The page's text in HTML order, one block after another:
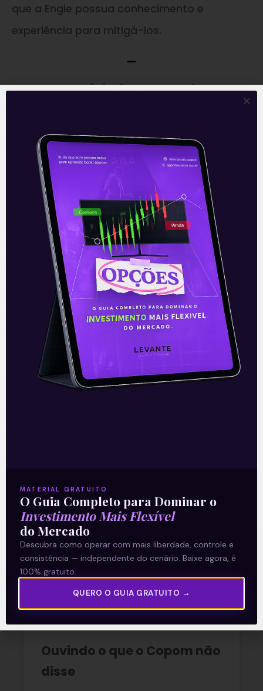
que a Engie possua conhecimento e
experiência para mitigá-los.
—
Este conteúdo faz parte da nossa
Para ficar por dentro do universo dos
investimentos de maneira prática, clique
abaixo e
inscreva-se gratuitamente
—
Leia também:O dragão da
inflação.
Acompanhe nossas Redes Sociais!
Recomendado para
você
Ouvindo o que o Copom não
disse
MATERIAL GRATUITO
O Guia Completo para Dominar o
Investimento Mais Flexível
do Mercado
Descubra como operar com mais liberdade, controle e
consistência — independente do cenário. Baixe agora, é
100% gratuito.
QUERO O GUIA GRATUITO →